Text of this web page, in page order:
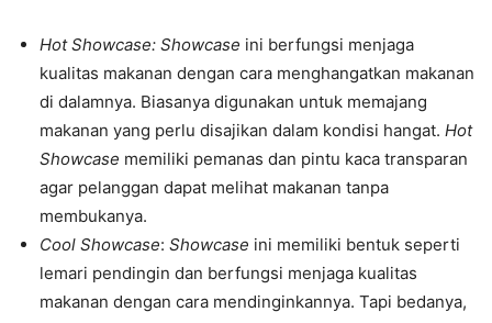
Hot Showcase: Showcase ini berfungsi menjaga
kualitas makanan dengan cara menghangatkan makanan
di dalamnya. Biasanya digunakan untuk memajang
makanan yang perlu disajikan dalam kondisi hangat. Hot
Showcase memiliki pemanas dan pintu kaca transparan
agar pelanggan dapat melihat makanan tanpa
membukanya.
Cool Showcase: Showcase ini memiliki bentuk seperti
lemari pendingin dan berfungsi menjaga kualitas
makanan dengan cara mendinginkannya. Tapi bedanya,